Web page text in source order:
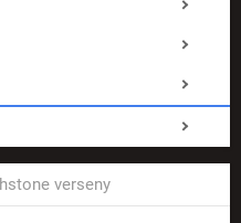
verseny